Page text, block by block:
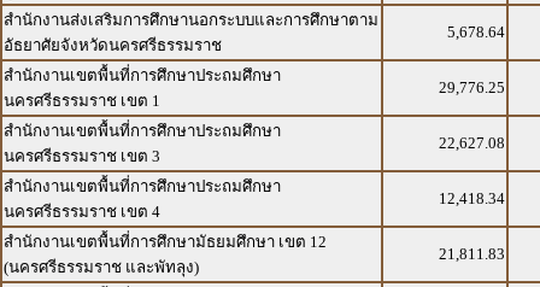
สำนักงานส่งเสริมการศึกษานอกระบบและการศึกษาตาม
อัธยาศัยจังหวัดนครศรีธรรมราช
5,678.64
สำนักงานเขตพื้นที่การศึกษาประถมศึกษา
นครศรีธรรมราช เขต 1
29,776.25
สำนักงานเขตพื้นที่การศึกษาประถมศึกษา
นครศรีธรรมราช เขต 3
22,627.08
สำนักงานเขตพื้นที่การศึกษาประถมศึกษา
นครศรีธรรมราช เขต 4
12,418.34
สำนักงานเขตพื้นที่การศึกษามัธยมศึกษา เขต 12
(นครศรีธรรมราช และพัทลุง)
21,811.83